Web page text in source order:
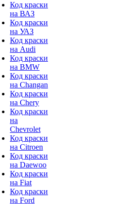
Код краски
на ВАЗ
Код краски
на УАЗ
Код краски
на Audi
Код краски
на BMW
Код краски
на Changan
Код краски
на Chery
Код краски
на
Chevrolet
Код краски
на Citroen
Код краски
на Daewoo
Код краски
на Fiat
Код краски
на Ford